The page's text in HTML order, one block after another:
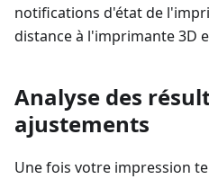
notifications d'état de
distance à l'imprimante 3D
Analyse des
ajustements
Une fois votre impression